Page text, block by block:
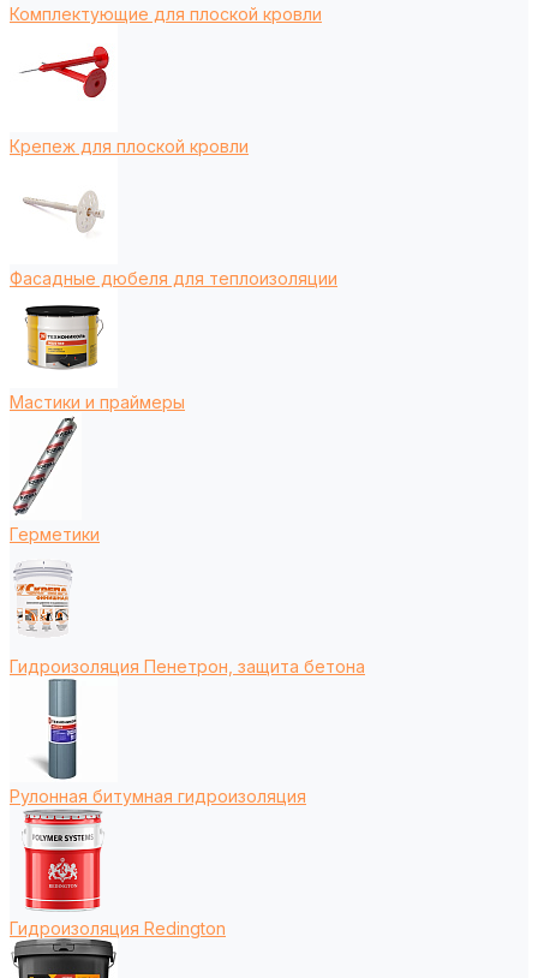
Комплектующие для плоской кровли
Крепеж для плоской кровли
Фасадные дюбеля для теплоизоляции
Мастики и праймеры
Герметики
Гидроизоляция Пенетрон, защита бетона
Рулонная битумная гидроизоляция
Гидроизоляция Redington